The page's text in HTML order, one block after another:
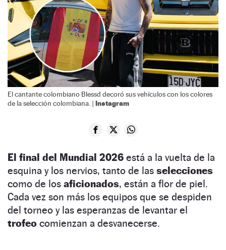
El cantante colombiano Blessd decoró sus vehículos con los colores
de la selección colombiana. | Instagram
El final del Mundial 2026 está a la vuelta de la
esquina y los nervios, tanto de las selecciones
como de los aficionados, están a flor de piel.
Cada vez son más los equipos que se despiden
del torneo y las esperanzas de levantar el
trofeo comienzan a desvanecerse.